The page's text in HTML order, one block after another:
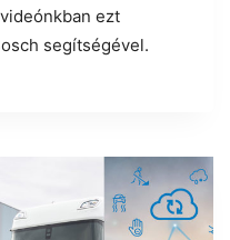
ezt
segítségével.